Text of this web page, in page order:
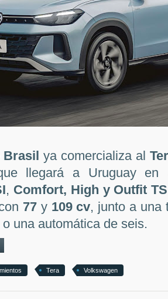
Brasil ya comercializa al
llegará a Uruguay en
, Comfort, High y Outfit
77y 109 cv, junto a una
una automática de seis.
Tera Volkswagen